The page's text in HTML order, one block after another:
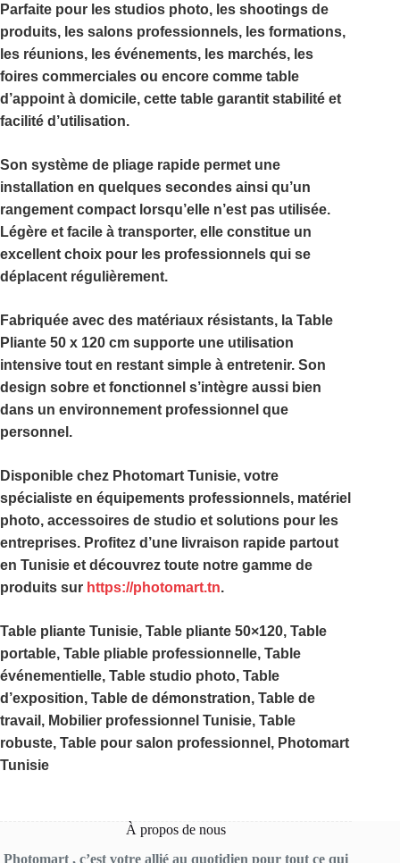
Parfaite pour les studios photo, les shootings de
produits, les salons professionnels, les formations,
les réunions, les événements, les marchés, les
foires commerciales ou encore comme table
d’appoint à domicile, cette table garantit stabilité et
facilité d’utilisation.
Son système de pliage rapide permet une
installation en quelques secondes ainsi qu’un
rangement compact lorsqu’elle n’est pas utilisée.
Légère et facile à transporter, elle constitue un
excellent choix pour les professionnels qui se
déplacent régulièrement.
Fabriquée avec des matériaux résistants, la Table
Pliante 50 x 120 cm supporte une utilisation
intensive tout en restant simple à entretenir. Son
design sobre et fonctionnel s’intègre aussi bien
dans un environnement professionnel que
personnel.
Disponible chez Photomart Tunisie, votre
spécialiste en équipements professionnels, matériel
photo, accessoires de studio et solutions pour les
entreprises. Profitez d’une livraison rapide partout
en Tunisie et découvrez toute notre gamme de
produits sur https://photomart.tn.
Table pliante Tunisie, Table pliante 50×120, Table
portable, Table pliable professionnelle, Table
événementielle, Table studio photo, Table
d’exposition, Table de démonstration, Table de
travail, Mobilier professionnel Tunisie, Table
robuste, Table pour salon professionnel, Photomart
Tunisie
À propos de nous
Photomart , c’est votre allié au quotidien pour tout ce qui